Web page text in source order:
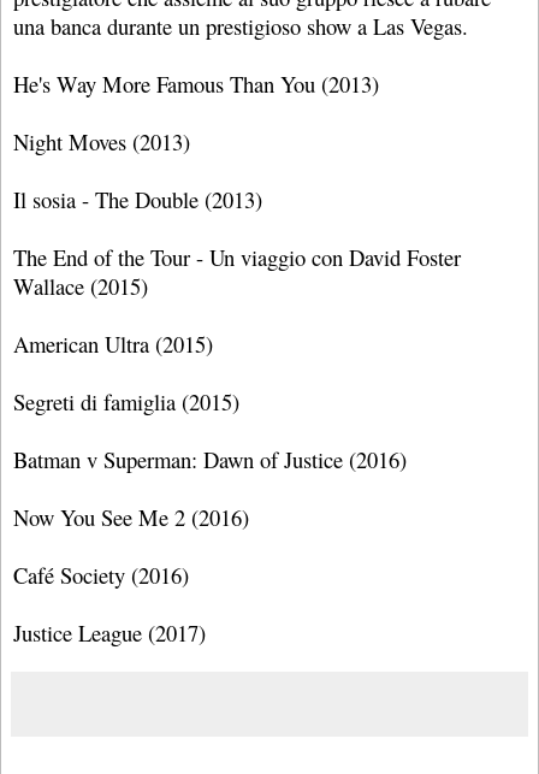
una banca durante un prestigioso show a Las Vegas.
He's Way More Famous Than You (2013)
Night Moves (2013)
Il sosia - The Double (2013)
The End of the Tour - Un viaggio con David Foster
Wallace (2015)
American Ultra (2015)
Segreti di famiglia (2015)
Batman v Superman: Dawn of Justice (2016)
Now You See Me 2 (2016)
Café Society (2016)
Justice League (2017)